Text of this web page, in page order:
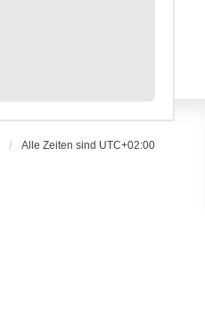
Alle Zeiten sind UTC+02:00